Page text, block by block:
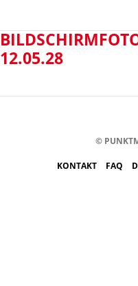
12.05.28
©
KONTAKT FAQ